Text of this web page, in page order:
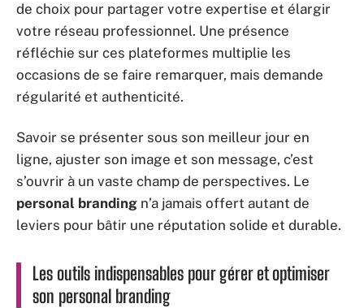
de choix pour partager votre expertise et élargir
votre réseau professionnel. Une présence
réfléchie sur ces plateformes multiplie les
occasions de se faire remarquer, mais demande
régularité et authenticité.
Savoir se présenter sous son meilleur jour en
ligne, ajuster son image et son message, c’est
s’ouvrir à un vaste champ de perspectives. Le
personal branding n’a jamais offert autant de
leviers pour bâtir une réputation solide et durable.
Les outils indispensables pour gérer et optimiser
son personal branding